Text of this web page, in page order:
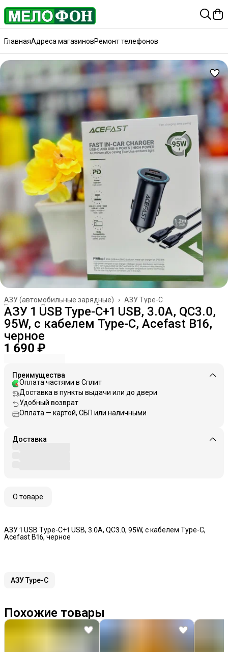
ГлавнаяАдреса магазиновРемонт телефонов
АЗУ Type-C
АЗУ (автомобильные зарядные)
›
Зарядные устройства
›
Главная
АЗУ 1 USB Type-C+1 USB, 3.0A, QC3.0,
95W, с кабелем Type-C, Acefast B16,
черное
1 690 ₽
Преимущества
Оплата частями в Сплит
Доставка в пункты выдачи или до двери
Удобный возврат
Оплата — картой, СБП или наличными
Доставка
О товаре
АЗУ 1 USB Type-C+1 USB, 3.0A, QC3.0, 95W, с кабелем Type-C,
Acefast B16, черное
АЗУ Type-C
Похожие товары